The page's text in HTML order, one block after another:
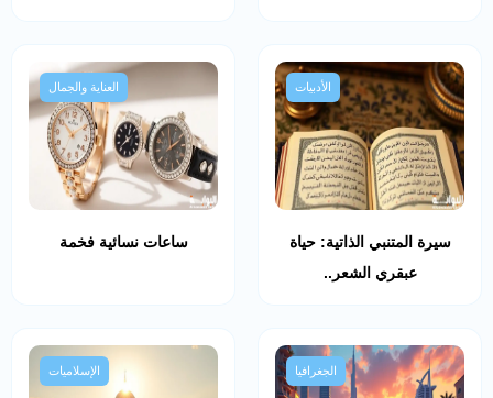
الأدبيات
سيرة المتنبي الذاتية: حياة
عبقري الشعر..
العناية والجمال
ساعات نسائية فخمة
الجغرافيا الإسلاميات